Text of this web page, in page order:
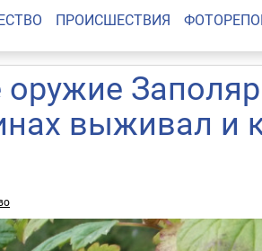
ПРОИСШЕСТВИЯ
оружие
выживал и